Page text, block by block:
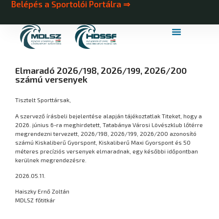
Belépés a Sportolói Portálra ⇒
Elmaradó 2026/198, 2026/199, 2026/200
számú versenyek
Tisztelt Sporttársak,
A szervező írásbeli bejelentése alapján tájékoztatlak Titeket, hogy a
2026. június 6-ra meghirdetett, Tatabánya Városi Lövészklub lőtérre
megrendezni tervezett, 2026/198, 2026/199, 2026/200 azonosító
számú Kiskaliberű Gyorspont, Kiskaliberű Maxi Gyorspont és 50
méteres precíziós versenyek elmaradnak, egy későbbi időpontban
kerülnek megrendezésre.
2026.05.11.
Haiszky Ernő Zoltán
MDLSZ főtitkár